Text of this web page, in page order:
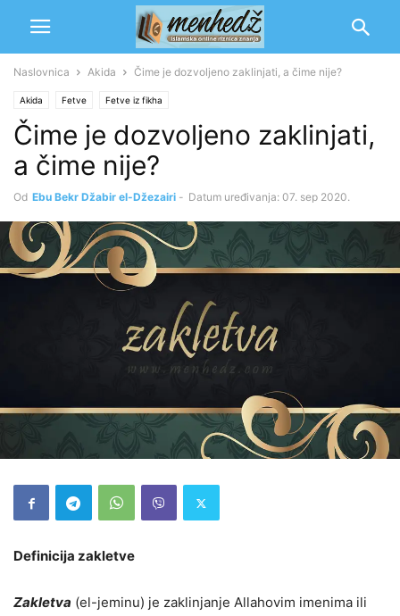
Naslovnica Akida Čime je dozvoljeno zaklinjati, a čime nije?
Akida Fetve Fetve iz fikha
Čime je dozvoljeno zaklinjati,
a čime nije?
Od Ebu Bekr Džabir el-Džezairi - Datum uređivanja: 07. sep 2020.
Definicija zakletve
Zakletva (el-jeminu) je zaklinjanje Allahovim imenima ili